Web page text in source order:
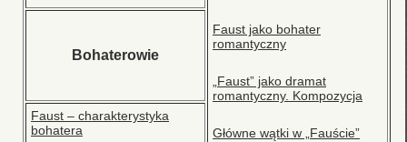
Faust jako bohater
romantyczny
„Faust” jako dramat
romantyczny. Kompozycja
Główne wątki w „Fauście”
Bohaterowie
Faust – charakterystyka
bohatera